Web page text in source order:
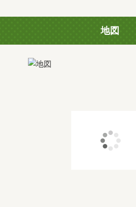
地図